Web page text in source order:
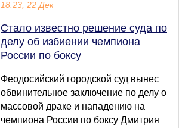
18:23, 22 Дек
Стало известно решение суда по
делу об избиении чемпиона
России по боксу
Феодосийский городской суд вынес
обвинительное заключение по делу о
массовой драке и нападению на
чемпиона России по боксу Дмитрия